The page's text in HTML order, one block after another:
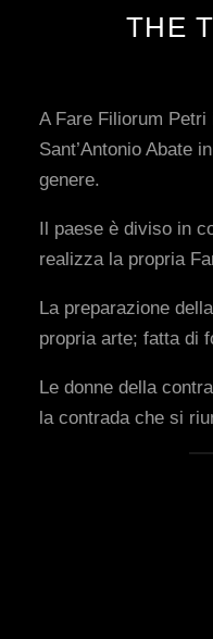
THE
A Fare Filiorum
Sant’Antonio Abate
genere.
Il paese è diviso in
realizza la propria
La preparazione
propria arte; fatta di
Le donne della
la contrada che si